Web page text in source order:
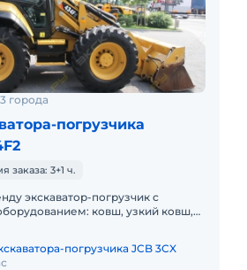
города
погрузчика
3+1 ч.
экскаватор-погрузчик с
ковш, узкий ковш,
погрузчика JCB 3CX